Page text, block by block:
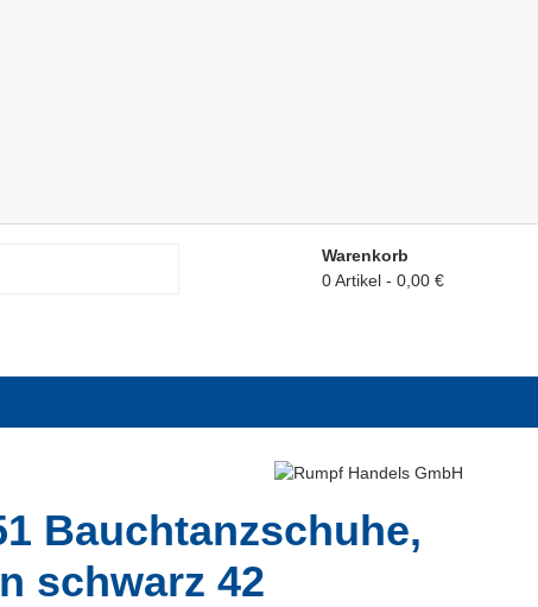
Warenkorb
0 Artikel
0,00 €
Bauchtanzschuhe,
schwarz 42